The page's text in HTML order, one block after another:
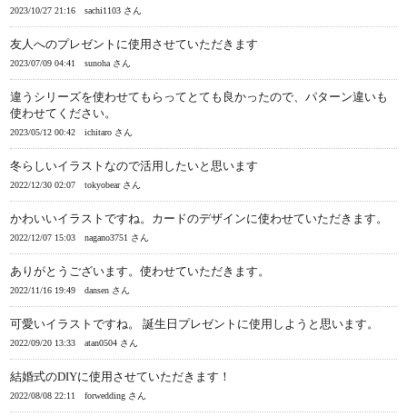
2023/10/27 21:16 sachi1103 さん
友人へのプレゼントに使用させていただきます
2023/07/09 04:41 sunoha さん
違うシリーズを使わせてもらってとても良かったので、パターン違いも
使わせてください。
2023/05/12 00:42 ichitaro さん
冬らしいイラストなので活用したいと思います
2022/12/30 02:07 tokyobear さん
かわいいイラストですね。カードのデザインに使わせていただきます。
2022/12/07 15:03 nagano3751 さん
ありがとうございます。使わせていただきます。
2022/11/16 19:49 dansen さん
可愛いイラストですね。 誕生日プレゼントに使用しようと思います。
2022/09/20 13:33 atan0504 さん
結婚式のDIYに使用させていただきます！
2022/08/08 22:11 forwedding さん